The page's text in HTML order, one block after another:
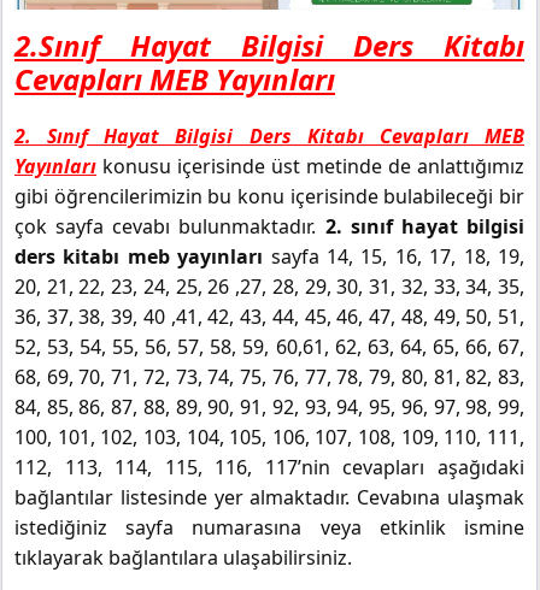
2.Sınıf Hayat Bilgisi Ders Kitabı
Cevapları MEB Yayınları
2. Sınıf Hayat Bilgisi Ders Kitabı Cevapları MEB
Yayınları konusu içerisinde üst metinde de anlattığımız
gibi öğrencilerimizin bu konu içerisinde bulabileceği bir
çok sayfa cevabı bulunmaktadır. 2. sınıf hayat bilgisi
ders kitabı meb yayınları sayfa 14, 15, 16, 17, 18, 19,
20, 21, 22, 23, 24, 25, 26 ,27, 28, 29, 30, 31, 32, 33, 34, 35,
36, 37, 38, 39, 40 ,41, 42, 43, 44, 45, 46, 47, 48, 49, 50, 51,
52, 53, 54, 55, 56, 57, 58, 59, 60,61, 62, 63, 64, 65, 66, 67,
68, 69, 70, 71, 72, 73, 74, 75, 76, 77, 78, 79, 80, 81, 82, 83,
84, 85, 86, 87, 88, 89, 90, 91, 92, 93, 94, 95, 96, 97, 98, 99,
100, 101, 102, 103, 104, 105, 106, 107, 108, 109, 110, 111,
112, 113, 114, 115, 116, 117’nin cevapları aşağıdaki
bağlantılar listesinde yer almaktadır. Cevabına ulaşmak
istediğiniz sayfa numarasına veya etkinlik ismine
tıklayarak bağlantılara ulaşabilirsiniz.